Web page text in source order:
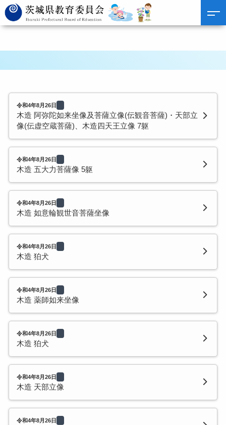
令和4年8月26日
木造 阿弥陀如来坐像及菩薩立像(伝観音菩薩)・天部立
像(伝虚空蔵菩薩)、木造四天王立像 7躯
令和4年8月26日
木造 五大力菩薩像 5躯
令和4年8月26日
木造 如意輪観世音菩薩坐像
令和4年8月26日
木造 狛犬
令和4年8月26日
木造 薬師如来坐像
令和4年8月26日
木造 狛犬
令和4年8月26日
木造 天部立像
令和4年8月26日